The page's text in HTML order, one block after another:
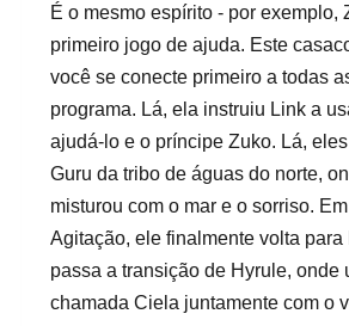
É o mesmo espírito - por exemplo,
primeiro jogo de ajuda. Este
você se conecte primeiro a todas
programa. Lá, ela instruiu Link a
ajudá-lo e o príncipe Zuko. Lá,
Guru da tribo de águas do norte,
misturou com o mar e o sorriso.
Agitação, ele finalmente volta para
passa a transição de Hyrule, onde
chamada Ciela juntamente com o